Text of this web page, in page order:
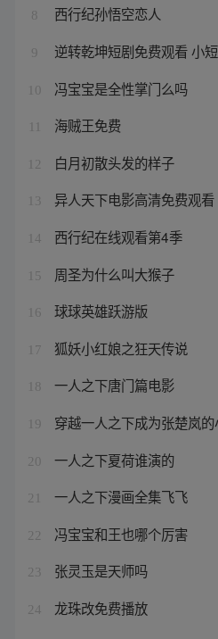
8 西行纪孙悟空恋人
9 逆转乾坤短剧免费观看 小
10 冯宝宝是全性掌门么吗
海贼王免费
12 白月初散头发的样子
13 异人天下电影高清免费观看
14 西行纪在线观看第4季
15 周圣为什么叫大猴子
16 球球英雄跃游版
17 狐妖小红娘之狂天传说
18 一人之下唐门篇电影
19 穿越一人之下成为张楚岚的
20 一人之下夏荷谁演的
21 一人之下漫画全集飞飞
22 冯宝宝和王也哪个厉害
23 张灵玉是天师吗
24 龙珠改免费播放